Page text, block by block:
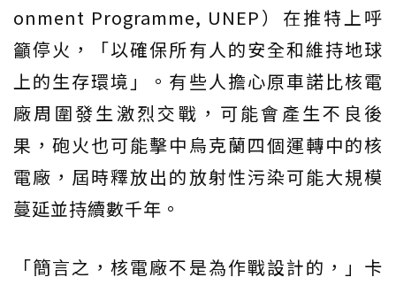
onment Programme, UNEP）在推特上呼
籲停火，「以確保所有人的安全和維持地球
上的生存環境」。有些人擔心原車諾比核電
廠周圍發生激烈交戰，可能會產生不良後
果，砲火也可能擊中烏克蘭四個運轉中的核
電廠，屆時釋放出的放射性污染可能大規模
蔓延並持續數千年。
「簡言之，核電廠不是為作戰設計的，」卡